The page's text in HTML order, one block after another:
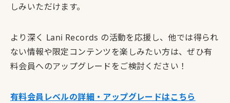
しみいただけます。
より深く Lani Records の活動を応援し、他では得られ
ない情報や限定コンテンツを楽しみたい方は、ぜひ有
料会員へのアップグレードをご検討ください！
有料会員レベルの詳細・アップグレードはこちら